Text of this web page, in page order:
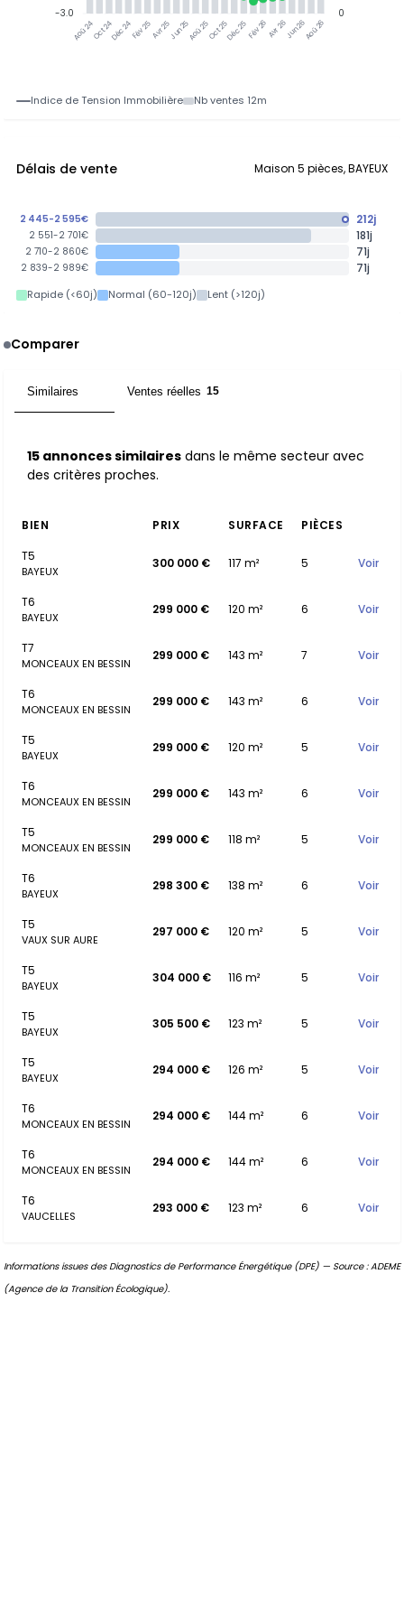
Aoû 24Oct 24Déc 24Fév 25Avr 25Jun 25Aoû 25Oct 25Déc 25Fév 26Avr 26Jun 26Aoû 26
0
-3.0
Indice de Tension Immobilière Nb ventes 12m
Délais de vente Maison 5 pièces, BAYEUX
2 445-2 595€ 212j
2 551-2 701€ 181j
2 710-2 860€ 71j
2 839-2 989€ 71j
Rapide (<60j) Normal (60-120j) Lent (>120j)
Comparer
Similaires Ventes réelles 15
15 annonces similaires dans le même secteur avec
des critères proches.
BIEN PRIX SURFACE
PIÈCES
T5
BAYEUX
300 000 € 117 m² 5 Voir
T6
BAYEUX
299 000 € 120 m² 6 Voir
T7
MONCEAUX EN BESSIN
299 000 € 143 m² 7 Voir
T6
MONCEAUX EN BESSIN
299 000 € 143 m² 6 Voir
T5
BAYEUX
299 000 € 120 m² 5 Voir
T6
MONCEAUX EN BESSIN
299 000 € 143 m² 6 Voir
T5
MONCEAUX EN BESSIN
299 000 € 118 m² 5 Voir
T6
BAYEUX
298 300 € 138 m² 6 Voir
T5
VAUX SUR AURE
297 000 € 120 m² 5 Voir
T5
BAYEUX
304 000 € 116 m² 5 Voir
T5
BAYEUX
305 500 € 123 m² 5 Voir
T5
BAYEUX
294 000 € 126 m² 5 Voir
T6
MONCEAUX EN BESSIN
294 000 € 144 m² 6 Voir
T6
MONCEAUX EN BESSIN
294 000 € 144 m² 6 Voir
T6
VAUCELLES
293 000 € 123 m² 6 Voir
Informations issues des Diagnostics de Performance Énergétique (DPE) — Source : ADEME
(Agence de la Transition Écologique).